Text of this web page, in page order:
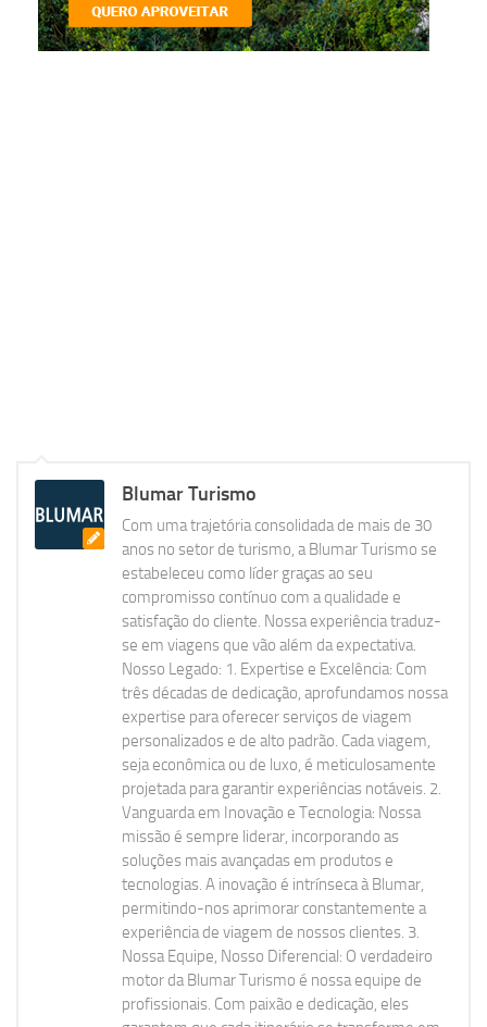
Blumar Turismo
Com uma trajetória consolidada de mais de 30
anos no setor de turismo, a Blumar Turismo se
estabeleceu como líder graças ao seu
compromisso contínuo com a qualidade e
satisfação do cliente. Nossa experiência traduz-
se em viagens que vão além da expectativa.
Nosso Legado: 1. Expertise e Excelência: Com
três décadas de dedicação, aprofundamos nossa
expertise para oferecer serviços de viagem
personalizados e de alto padrão. Cada viagem,
seja econômica ou de luxo, é meticulosamente
projetada para garantir experiências notáveis. 2.
Vanguarda em Inovação e Tecnologia: Nossa
missão é sempre liderar, incorporando as
soluções mais avançadas em produtos e
tecnologias. A inovação é intrínseca à Blumar,
permitindo-nos aprimorar constantemente a
experiência de viagem de nossos clientes. 3.
Nossa Equipe, Nosso Diferencial: O verdadeiro
motor da Blumar Turismo é nossa equipe de
profissionais. Com paixão e dedicação, eles